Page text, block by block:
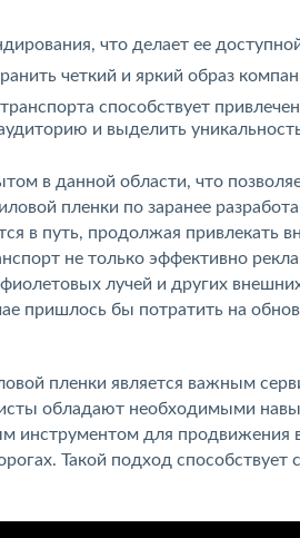
что делает ее
четкий и яркий образ
способствует
и выделить
в данной области, что
пленки по заранее
в путь, продолжая привлекать
не только эффективно
лучей и других
пришлось бы потратить на
пленки является важным
обладают необходимыми
инструментом для продвижения
Такой подход